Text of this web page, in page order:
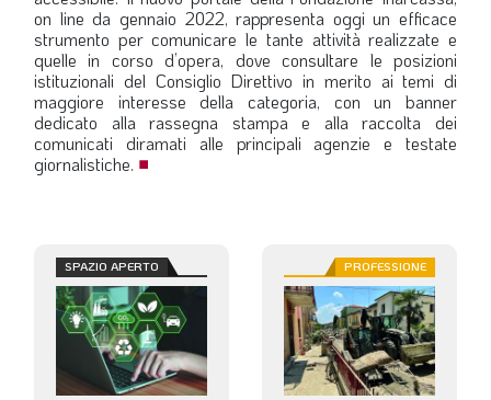
on line da gennaio 2022, rappresenta oggi un efficace
strumento per comunicare le tante attività realizzate e
quelle in corso d’opera, dove consultare le posizioni
istituzionali del Consiglio Direttivo in merito ai temi di
maggiore interesse della categoria, con un banner
dedicato alla rassegna stampa e alla raccolta dei
comunicati diramati alle principali agenzie e testate
giornalistiche. ■
SPAZIO APERTO PROFESSIONE